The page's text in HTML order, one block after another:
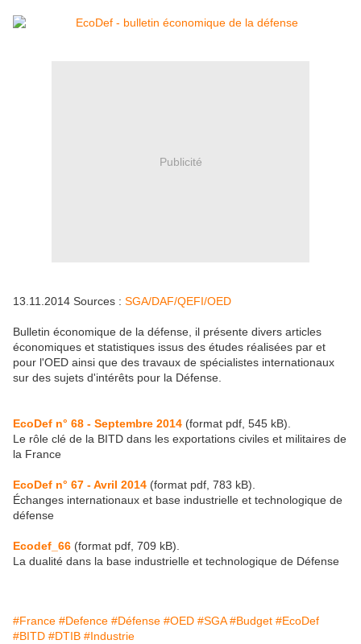
Publicité
13.11.2014 Sources : SGA/DAF/QEFI/OED
Bulletin économique de la défense, il présente divers articles
économiques et statistiques issus des études réalisées par et
pour l'OED ainsi que des travaux de spécialistes internationaux
sur des sujets d'intérêts pour la Défense.
EcoDef n° 68 - Septembre 2014 (format pdf, 545 kB).
Le rôle clé de la BITD dans les exportations civiles et militaires de
la France
EcoDef n° 67 - Avril 2014 (format pdf, 783 kB).
Échanges internationaux et base industrielle et technologique de
défense
Ecodef_66 (format pdf, 709 kB).
La dualité dans la base industrielle et technologique de Défense
#France #Defence #Défense #OED #SGA #Budget #EcoDef
#BITD #DTIB #Industrie